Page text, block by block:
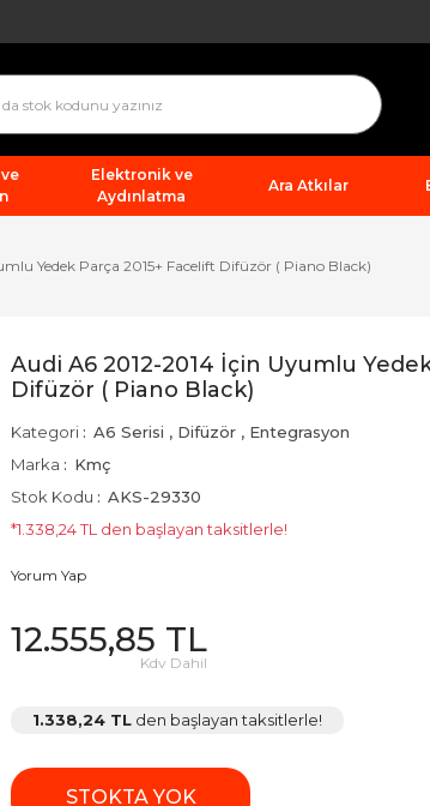
Elektronik ve
Aydınlatma
Ara Atkılar
Yedek Parça 2015+ Facelift Difüzör ( Piano Black)
Audi A6 2012-2014 İçin Uyumlu
Difüzör ( Piano Black)
Kategori A6 Serisi , Difüzör , Entegrasyon
Marka
Kmç
Stok Kodu
AKS-29330
*1.338,24 TL den başlayan taksitlerle!
Yorum Yap
12.555,85 TL
Kdv Dahil
1.338,24 TL den başlayan taksitlerle!
STOKTA YOK